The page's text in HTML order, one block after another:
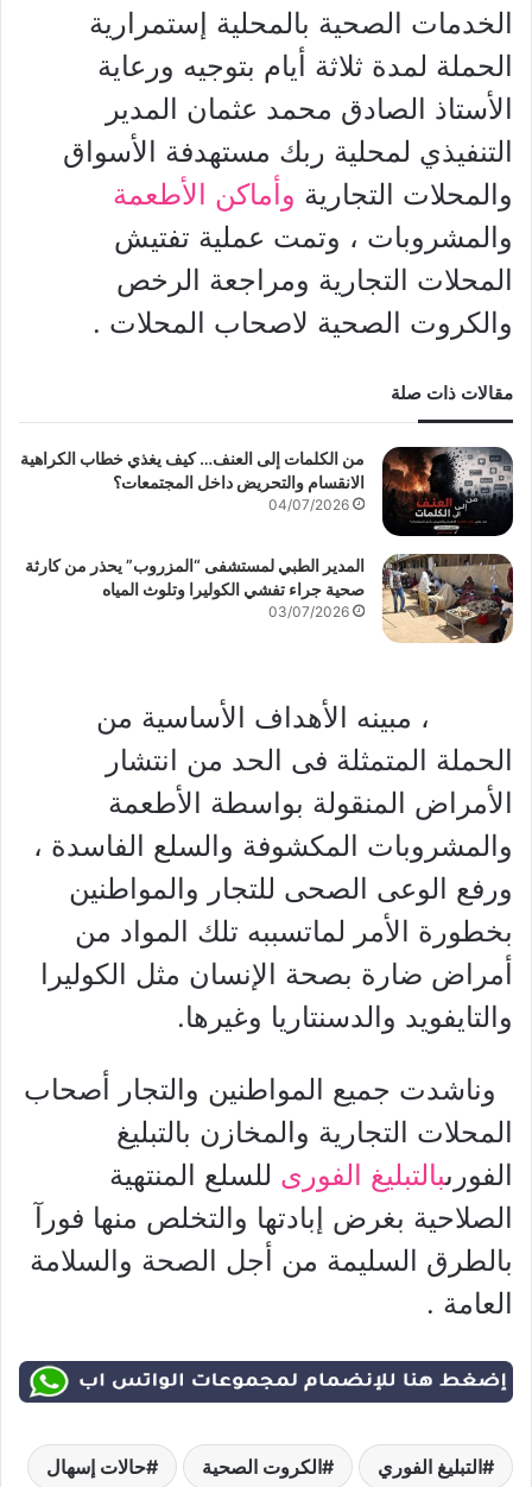
الخدمات الصحية بالمحلية إستمرارية
الحملة لمدة ثلاثة أيام بتوجيه ورعاية
الأستاذ الصادق محمد عثمان المدير
التنفيذي لمحلية ربك مستهدفة الأسواق
والمحلات التجارية وأماكن الأطعمة
والمشروبات ، وتمت عملية تفتيش
المحلات التجارية ومراجعة الرخص
والكروت الصحية لاصحاب المحلات .
مقالات ذات صلة
من الكلمات إلى العنف… كيف يغذي خطاب الكراهية
الانقسام والتحريض داخل المجتمعات؟
04/07/2026
المدير الطبي لمستشفى “المزروب” يحذر من كارثة
صحية جراء تفشي الكوليرا وتلوث المياه
03/07/2026
، مبينه الأهداف الأساسية من
الحملة المتمثلة فى الحد من انتشار
الأمراض المنقولة بواسطة الأطعمة
والمشروبات المكشوفة والسلع الفاسدة ،
ورفع الوعى الصحى للتجار والمواطنين
بخطورة الأمر لماتسببه تلك المواد من
أمراض ضارة بصحة الإنسان مثل الكوليرا
والتايفويد والدسنتاريا وغيرها.
وناشدت جميع المواطنين والتجار أصحاب
المحلات التجارية والمخازن بالتبليغ
الفورىبالتبليغ الفورى للسلع المنتهية
الصلاحية بغرض إبادتها والتخلص منها فورآ
بالطرق السليمة من أجل الصحة والسلامة
العامة .
التبليغ الفوري الكروت الصحية حالات إسهال